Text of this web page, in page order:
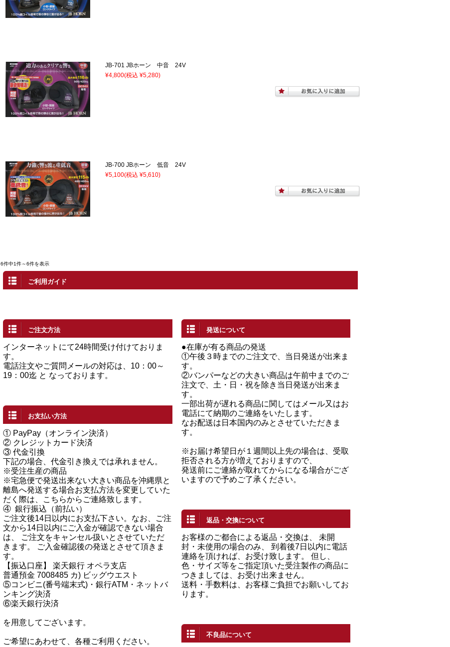
JB-701 JBホーン 中音 24V
¥4,800(税込 ¥5,280)
JB-700 JBホーン 低音 24V
¥5,100(税込 ¥5,610)
6件中1件～6件を表示
ご利用ガイド
ご注文方法
インターネットにて24時間受け付けておりま
す。
電話注文やご質問メールの対応は、10：00～
19：00迄 と なっております。
お支払い方法
① PayPay（オンライン決済）
② クレジットカード決済
③ 代金引換
下記の場合、代金引き換えでは承れません。
※受注生産の商品
※宅急便で発送出来ない大きい商品を沖縄県と
離島へ発送する場合お支払方法を変更していた
だく際は、こちらからご連絡致します。
④ 銀行振込（前払い）
ご注文後14日以内にお支払下さい。なお、ご注
文から14日以内にご入金が確認できない場合
は、 ご注文をキャンセル扱いとさせていただ
きます。 ご入金確認後の発送とさせて頂きま
す。
【振込口座】 楽天銀行 オペラ支店
普通預金 7008485 カ) ビッグウエスト
⑤コンビニ(番号端末式)・銀行ATM・ネットバ
ンキング決済
⑥楽天銀行決済
を用意してございます。
ご希望にあわせて、各種ご利用ください。
発送について
●在庫が有る商品の発送
①午後３時までのご注文で、当日発送が出来ま
す。
②バンパーなどの大きい商品は午前中までのご
注文で、土・日・祝を除き当日発送が出来ま
す。
一部出荷が遅れる商品に関してはメール又はお
電話にて納期のご連絡をいたします。
なお配送は日本国内のみとさせていただきま
す。
※お届け希望日が１週間以上先の場合は、受取
拒否される方が増えておりますので、
発送前にご連絡が取れてからになる場合がござ
いますので予めご了承ください。
返品・交換について
お客様のご都合による返品・交換は、 未開
封・未使用の場合のみ、 到着後7日以内に電話
連絡を頂ければ、お受け致します。 但し、
色・サイズ等をご指定頂いた受注製作の商品に
つきましては、お受け出来ません。
送料・手数料は、お客様ご負担でお願いしてお
ります。
不良品について